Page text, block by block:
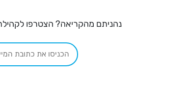
נהניתם מהקריאה? הצטרפו